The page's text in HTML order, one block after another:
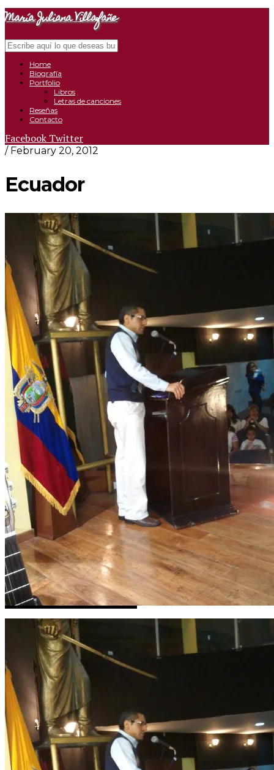
María Juliana Villafañe
Search
Close
Home
Biografía
Portfolio
Libros
Letras de canciones
Reseñas
Contacto
Facebook Twitter
/ February 20, 2012
Ecuador